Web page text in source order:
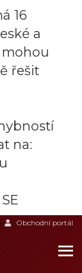
16
a
řešit
na:
Obchodní portál